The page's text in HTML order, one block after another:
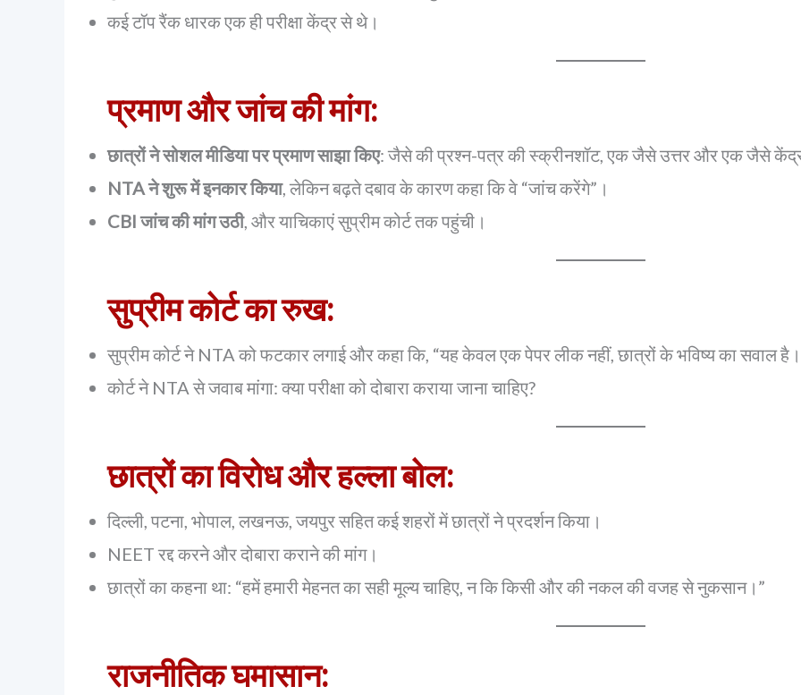
कई टॉप रैंक धारक एक ही परीक्षा केंद्र से थे।
प्रमाण और जांच की मांग:
छात्रों ने सोशल मीडिया पर प्रमाण साझा किए: जैसे की प्रश्न-पत्र की स्क्रीनशॉट, एक जैसे उत्तर और एक जैसे
NTA ने शुरू में इनकार किया, लेकिन बढ़ते दबाव के कारण कहा कि वे “जांच करेंगे”।
CBI जांच की मांग उठी, और याचिकाएं सुप्रीम कोर्ट तक पहुंची।
सुप्रीम कोर्ट का रुख:
सुप्रीम कोर्ट ने NTA को फटकार लगाई और कहा कि, “यह केवल एक पेपर लीक नहीं, छात्रों के भविष्य का सवाल
कोर्ट ने NTA से जवाब मांगा: क्या परीक्षा को दोबारा कराया जाना चाहिए?
छात्रों का विरोध और हल्ला बोल:
दिल्ली, पटना, भोपाल, लखनऊ, जयपुर सहित कई शहरों में छात्रों ने प्रदर्शन किया।
NEET रद्द करने और दोबारा कराने की मांग।
छात्रों का कहना था: “हमें हमारी मेहनत का सही मूल्य चाहिए, न कि किसी और की नकल की वजह से नुकसान।”
राजनीतिक घमासान: